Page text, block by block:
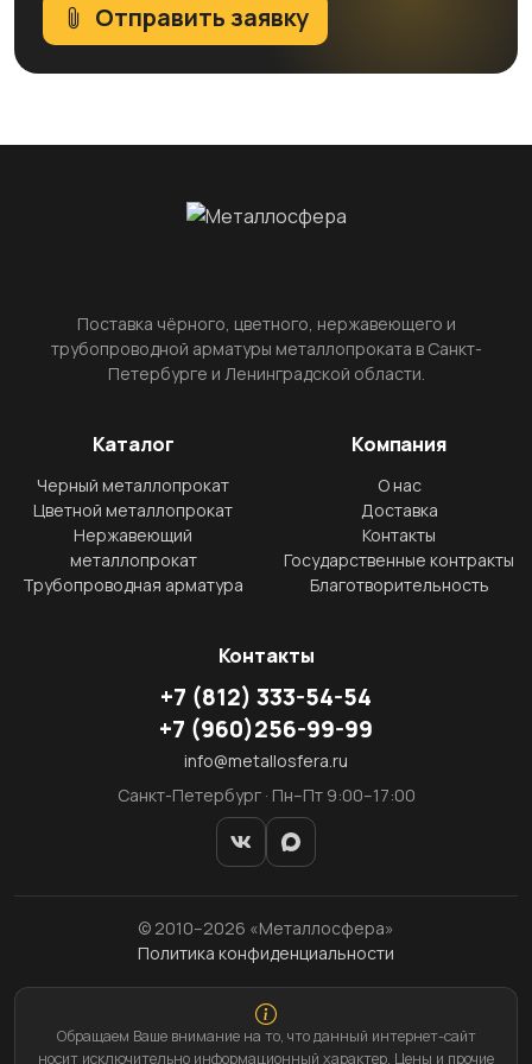
Отправить заявку
Поставка чёрного, цветного, нержавеющего и
трубопроводной арматуры металлопроката в Санкт-
Петербурге и Ленинградской области.
Каталог
Черный металлопрокат
Цветной металлопрокат
Нержавеющий
металлопрокат
Трубопроводная арматура
Компания
О нас
Доставка
Контакты
Государственные контракты
Благотворительность
Контакты
+7 (812) 333-54-54
+7 (960)256-99-99
info@metallosfera.ru
Санкт-Петербург · Пн–Пт 9:00–17:00
© 2010–2026 «Металлосфера»
Политика конфиденциальности
Обращаем Ваше внимание на то, что данный интернет-сайт
носит исключительно информационный характер. Цены и прочие